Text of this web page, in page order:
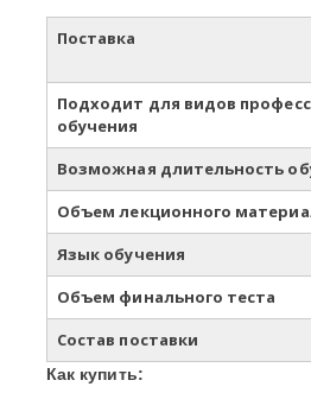
Поставка
Подходит для видов
обучения
Возможная длительность
Объем лекционного
Язык обучения
Объем финального теста
Состав поставки
Как купить: